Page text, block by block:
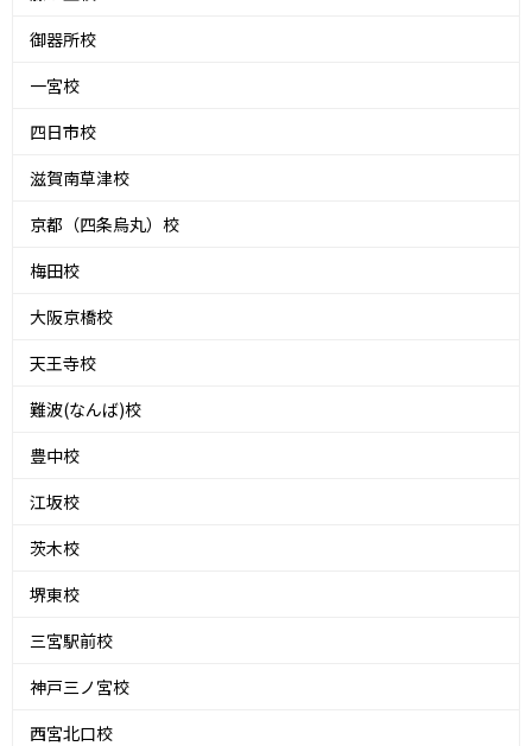
御器所校
一宮校
四日市校
滋賀南草津校
京都（四条烏丸）校
梅田校
大阪京橋校
天王寺校
難波(なんば)校
豊中校
江坂校
茨木校
堺東校
三宮駅前校
神戸三ノ宮校
西宮北口校